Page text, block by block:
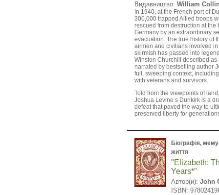
Видавництво: William
In 1940, at the French port of
300,000 trapped Allied troops
rescued from destruction at the
Germany by an extraordinary
evacuation. The true history of
airmen and civilians involved
skirmish has passed into
Winston Churchill described as
narrated by bestselling author
full, sweeping context,
with veterans and survivors.
Told from the viewpoints of
Joshua Levine s Dunkirk is a
defeat that paved the way to
preserved liberty for
Біографія,
життя
"Elizabeth:
Years*"
Автор(и):John
ISBN: